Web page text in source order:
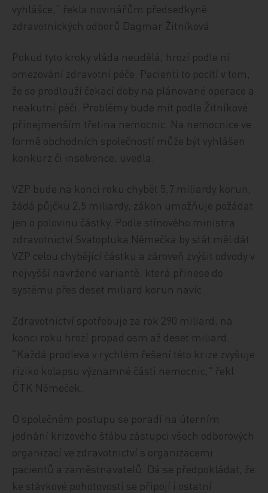
vyhlášce," řekla novinářům předsedkyně
zdravotnických odborů Dagmar Žitníková.
Pokud tyto kroky vláda neudělá, hrozí podle ní
omezování zdravotní péče. Pacienti to pocítí v tom,
že se prodlouží čekací doby na plánované operace a
neakutní péči. Problémy bude mít podle Žitníkové
přinejmenším třetina nemocnic. Na nemocnice ve
formě obchodních společností může být vyhlášen
konkurz či insolvence, uvedla.
VZP bude na konci roku chybět 5,7 miliardy korun,
žádá půjčku 2,5 miliardy, zákon umožňuje požádat
jen o polovinu částky. Podle stínového ministra
zdravotnictví Svatopluka Němečka by stát měl dát
VZP celou chybějící částku a zároveň zvýšit odvody v
nejvyšší navržené variantě, která přinese do
systému přes deset miliard korun navíc.
Zdravotnictví spotřebuje za rok 290 miliard, na
konci roku hrozí propad osm až deset miliard.
"Každá prodleva v rychlém řešení této krize zvyšuje
riziko kolapsu významné části nemocnic," řekl
ČTK Němeček.
O společném postupu se poradí na úterním
jednání krizového štábu zástupci všech odborových
organizací ve zdravotnictví s organizacemi
pacientů a zaměstnavatelů. Dá se předpokládat, že
ke stávkové pohotovosti se připojí i ostatní